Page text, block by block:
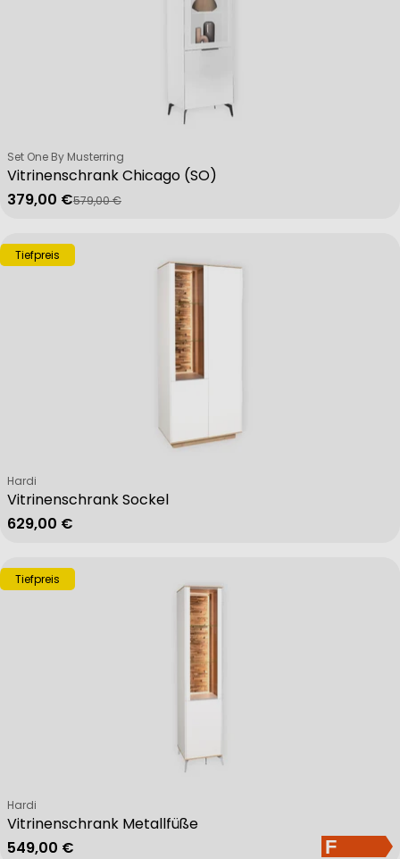
Vitrinenschrank Chicago (SO)
Verkäufer:
Set One By Musterring
Verkaufspreis
379,00 €
Regulärer Preis
579,00 €
Tiefpreis
Vitrinenschrank Sockel
Verkäufer:
Hardi
Regulärer Preis
629,00 €
Tiefpreis
Vitrinenschrank Metallfüße
Verkäufer:
Hardi
Regulärer Preis
549,00 €